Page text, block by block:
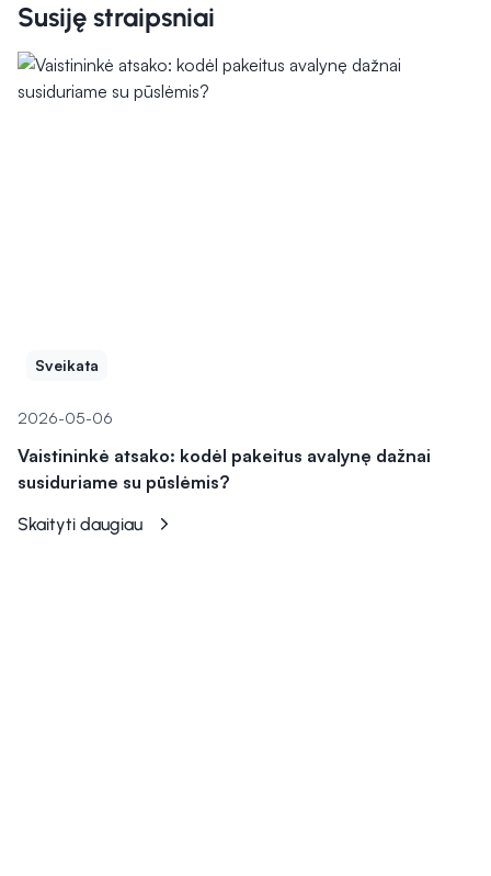
Susiję straipsniai
Sveikata
2026-05-06
Vaistininkė atsako: kodėl pakeitus avalynę dažnai
susiduriame su pūslėmis?
Skaityti daugiau